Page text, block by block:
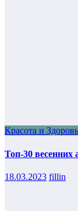
Красота и
Топ-30 весенних
18.03.2023 fillin